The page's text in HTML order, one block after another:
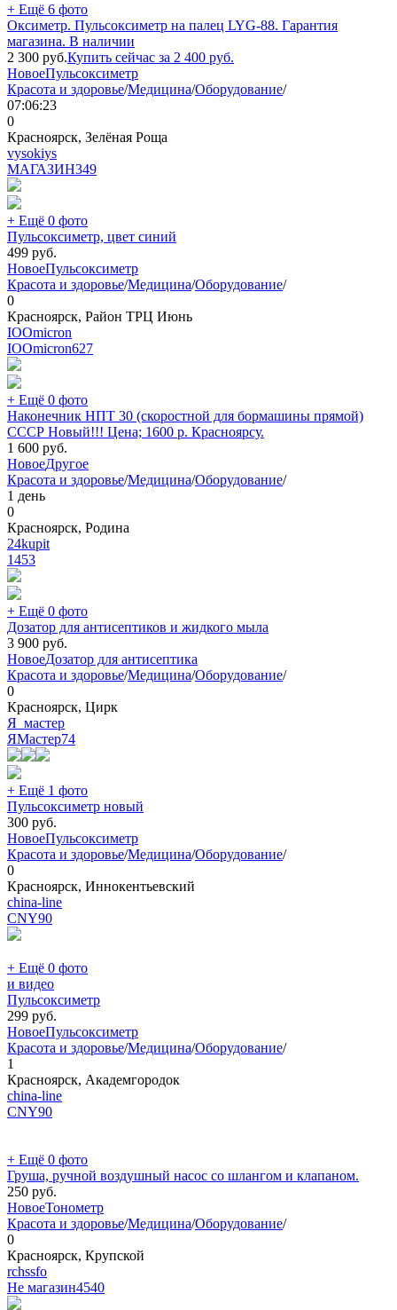
+ Ещё 6 фото
Оксиметр. Пульсоксиметр на палец LYG-88. Гарантия
магазина. В наличии
2 300 руб.Купить сейчас за 2 400 руб.
НовоеПульсоксиметр
Красота и здоровье/Медицина/Оборудование/
07:06:23
0
Красноярск, Зелёная Роща
vysokiys
МАГАЗИН349
+ Ещё 0 фото
Пульсоксиметр, цвет синий
499 руб.
НовоеПульсоксиметр
Красота и здоровье/Медицина/Оборудование/
0
Красноярск, Район ТРЦ Июнь
IOOmicron
IOOmicron627
+ Ещё 0 фото
Наконечник НПТ 30 (скоростной для бормашины прямой)
СССР Новый!!! Цена; 1600 р. Красноярсу.
1 600 руб.
НовоеДругое
Красота и здоровье/Медицина/Оборудование/
1 день
0
Красноярск, Родина
24kupit
1453
+ Ещё 0 фото
Дозатор для антисептиков и жидкого мыла
3 900 руб.
НовоеДозатор для антисептика
Красота и здоровье/Медицина/Оборудование/
0
Красноярск, Цирк
Я_мастер
ЯМастер74
+ Ещё 1 фото
Пульсоксиметр новый
300 руб.
НовоеПульсоксиметр
Красота и здоровье/Медицина/Оборудование/
0
Красноярск, Иннокентьевский
china-line
CNY90
+ Ещё 0 фото
и видео
Пульсоксиметр
299 руб.
НовоеПульсоксиметр
Красота и здоровье/Медицина/Оборудование/
1
Красноярск, Академгородок
china-line
CNY90
+ Ещё 0 фото
Груша, ручной воздушный насос со шлангом и клапаном.
250 руб.
НовоеТонометр
Красота и здоровье/Медицина/Оборудование/
0
Красноярск, Крупской
rchssfo
Не магазин4540